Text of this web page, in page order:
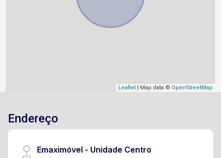
Leaflet | Map data © OpenStreetMap
Endereço
Emaximóvel - Unidade Centro